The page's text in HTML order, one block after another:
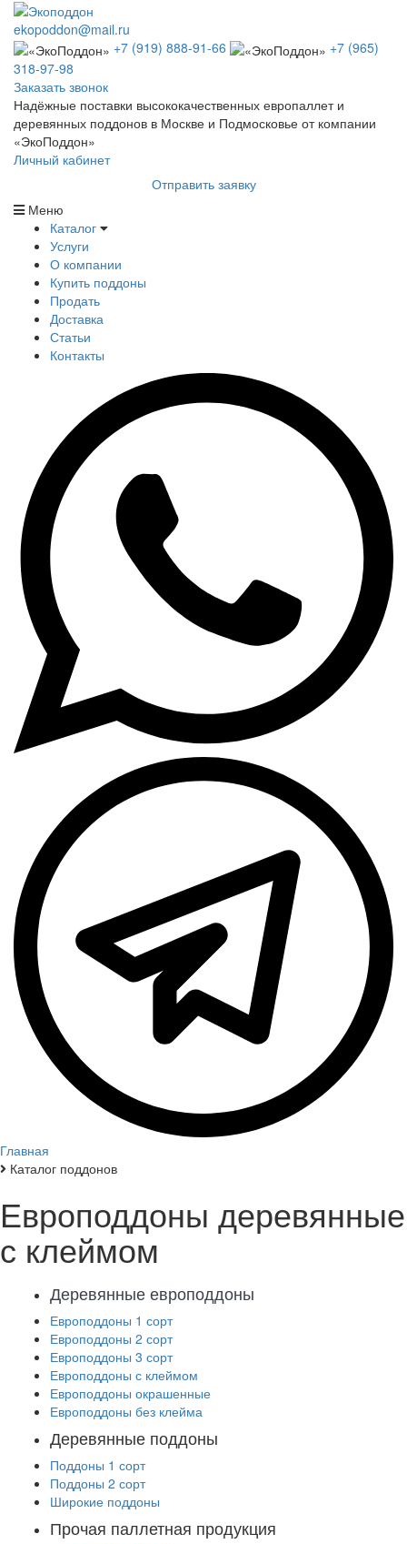
ekopoddon@mail.ru
+7 (919) 888-91-66
+7 (965)
318-97-98
Заказать звонок
Надёжные поставки высококачественных европаллет и
деревянных поддонов в Москве и Подмосковье от компании
«ЭкоПоддон»
Личный кабинет
Отправить заявку
Меню
Каталог
Услуги
О компании
Купить поддоны
Продать
Доставка
Статьи
Контакты
Главная
Каталог поддонов
Европоддоны деревянные
с клеймом
Деревянные европоддоны
Европоддоны 1 сорт
Европоддоны 2 сорт
Европоддоны 3 сорт
Европоддоны с клеймом
Европоддоны окрашенные
Европоддоны без клейма
Деревянные поддоны
Поддоны 1 сорт
Поддоны 2 сорт
Широкие поддоны
Прочая паллетная продукция